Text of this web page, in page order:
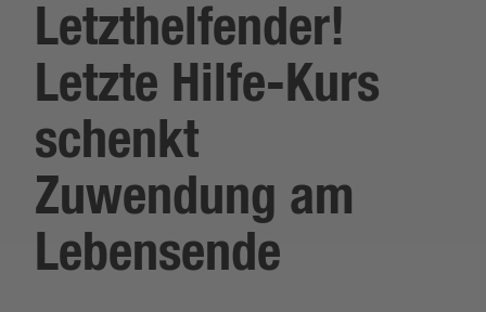
Letzthelfender!
Letzte Hilfe-Kurs
schenkt
Zuwendung am
Lebensende